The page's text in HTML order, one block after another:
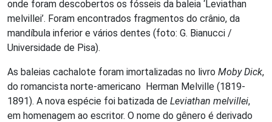
onde foram descobertos os fósseis da baleia ‘Leviathan
melvillei’. Foram encontrados fragmentos do crânio, da
mandíbula inferior e vários dentes (foto: G. Bianucci /
Universidade de Pisa).
As baleias cachalote foram imortalizadas no livro Moby Dick,
do romancista norte-americano Herman Melville (1819-
1891). A nova espécie foi batizada de Leviathan melvillei,
em homenagem ao escritor. O nome do gênero é derivado